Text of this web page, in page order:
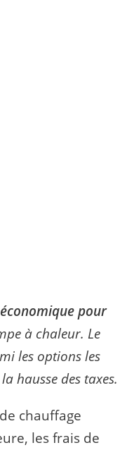
pour
à chaleur. Le
les options les
hausse des taxes.
chauffage
les frais de